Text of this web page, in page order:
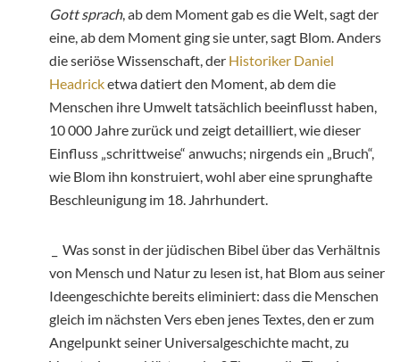
Gott sprach, ab dem Moment gab es die Welt, sagt der
eine, ab dem Moment ging sie unter, sagt Blom. Anders
die seriöse Wissenschaft, der Historiker Daniel
Headricketwa datiert den Moment, ab dem die
Menschen ihre Umwelt tatsächlich beeinflusst haben,
10 000 Jahre zurück und zeigt detailliert, wie dieser
Einfluss „schrittweise“ anwuchs; nirgends ein „Bruch“,
wie Blom ihn konstruiert, wohl aber eine sprunghafte
Beschleunigung im 18. Jahrhundert.
_ Was sonst in der jüdischen Bibel über das Verhältnis
von Mensch und Natur zu lesen ist, hat Blom aus seiner
Ideengeschichte bereits eliminiert: dass die Menschen
gleich im nächsten Vers eben jenes Textes, den er zum
Angelpunkt seiner Universalgeschichte macht, zu